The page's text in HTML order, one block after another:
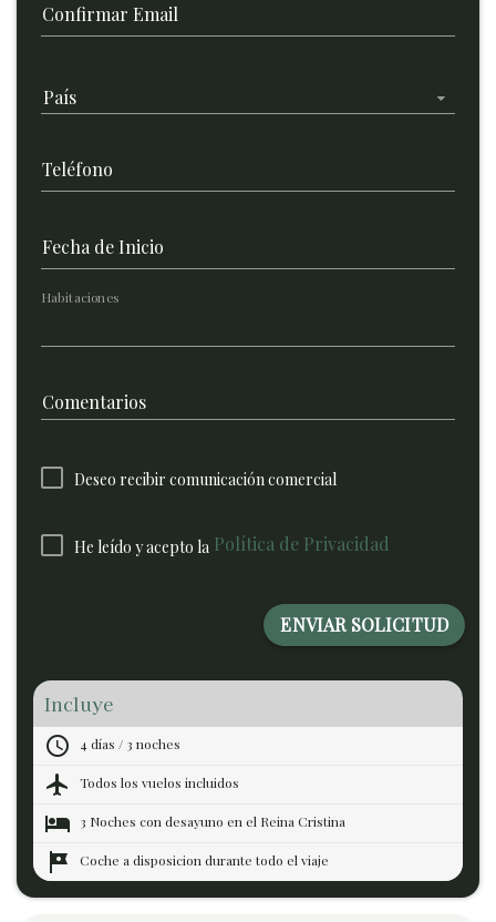
Confirmar Email
País
Teléfono
Fecha de Inicio
Habitaciones
Comentarios
Deseo recibir comunicación comercial
He leído y acepto la Política de Privacidad
ENVIAR SOLICITUD
Incluye
access_time
4 días / 3 noches
flight Todos los vuelos incluidos
hotel 3 Noches con desayuno en el Reina Cristina
tour Coche a disposicion durante todo el viaje